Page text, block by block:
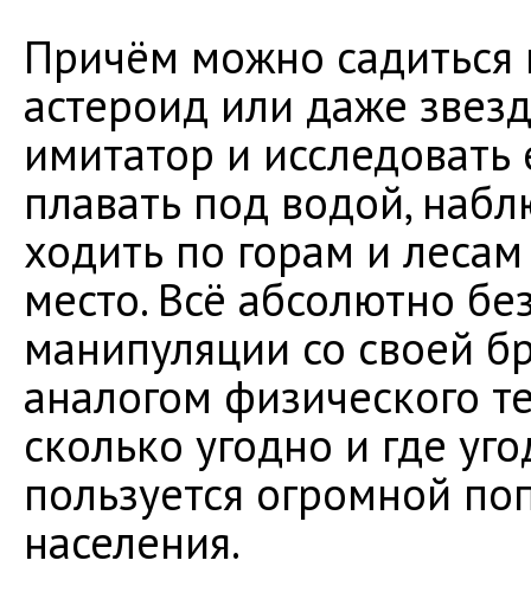
Причём можно садиться
астероид или даже
имитатор и
плавать под водой,
ходить по горам и
место. Всё абсолютно
манипуляции со своей
аналогом физического
сколько угодно и где
пользуется огромной
населения.